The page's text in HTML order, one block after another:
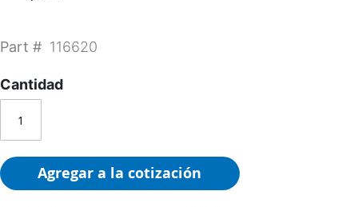
Part # 116620
Cantidad
Agregar a la cotización